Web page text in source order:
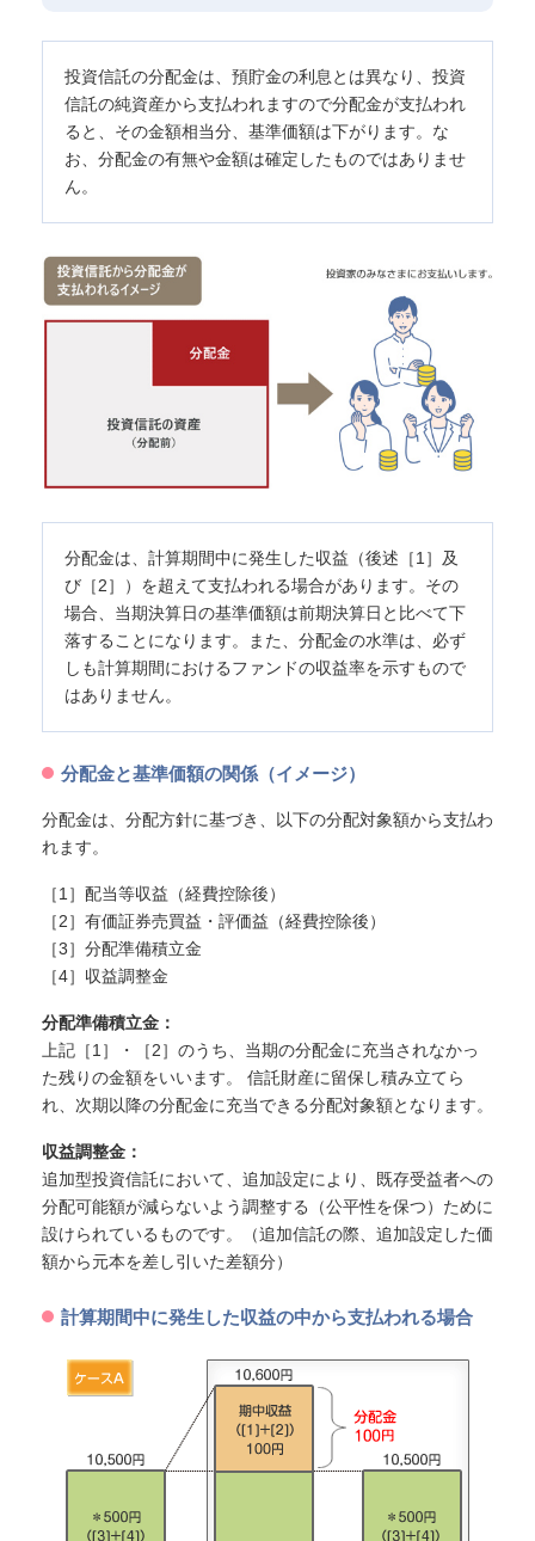
投資信託の分配金は、預貯金の利息とは異なり、投資
信託の純資産から支払われますので分配金が支払われ
ると、その金額相当分、基準価額は下がります。な
お、分配金の有無や金額は確定したものではありませ
ん。
分配金は、計算期間中に発生した収益（後述［1］及
び［2］）を超えて支払われる場合があります。その
場合、当期決算日の基準価額は前期決算日と比べて下
落することになります。また、分配金の水準は、必ず
しも計算期間におけるファンドの収益率を示すもので
はありません。
分配金と基準価額の関係（イメージ）
分配金は、分配方針に基づき、以下の分配対象額から支払わ
れます。
［1］配当等収益（経費控除後）
［2］有価証券売買益・評価益（経費控除後）
［3］分配準備積立金
［4］収益調整金
分配準備積立金：
上記［1］・［2］のうち、当期の分配金に充当されなかっ
た残りの金額をいいます。 信託財産に留保し積み立てら
れ、次期以降の分配金に充当できる分配対象額となります。
収益調整金：
追加型投資信託において、追加設定により、既存受益者への
分配可能額が減らないよう調整する（公平性を保つ）ために
設けられているものです。（追加信託の際、追加設定した価
額から元本を差し引いた差額分）
計算期間中に発生した収益の中から支払われる場合